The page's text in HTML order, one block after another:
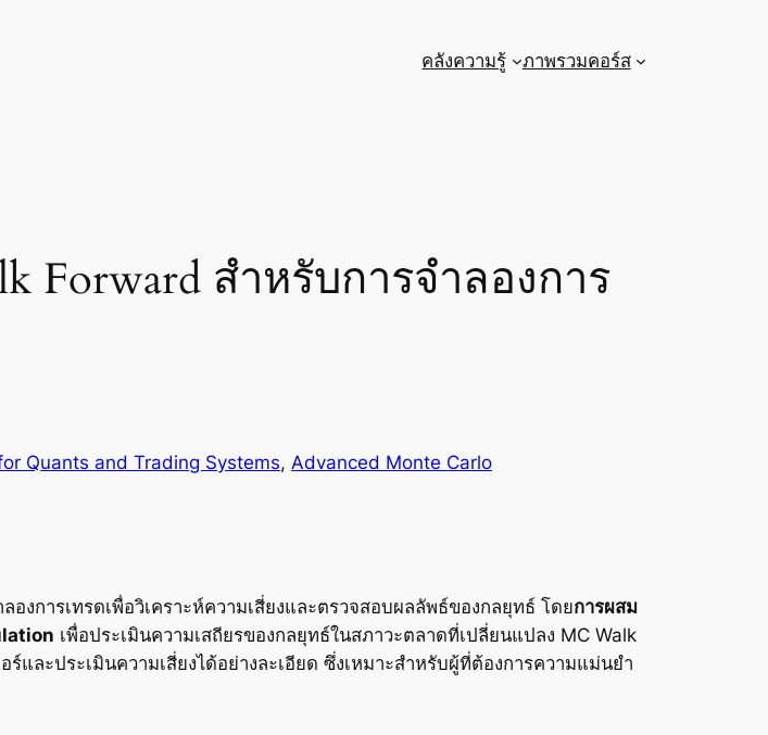
คลังความรู้ ภาพรวมคอร์ส
Forward สำหรับการจำลองการ
Quants and Trading Systems, Advanced Monte Carlo
องการเทรดเพื่อวิเคราะห์ความเสี่ยงและตรวจสอบผลลัพธ์ของกลยุทธ์ โดยการผสม
เพื่อประเมินความเสถียรของกลยุทธ์ในสภาวะตลาดที่เปลี่ยนแปลง MC Walk
ละประเมินความเสี่ยงได้อย่างละเอียด ซึ่งเหมาะสำหรับผู้ที่ต้องการความแม่นยำ